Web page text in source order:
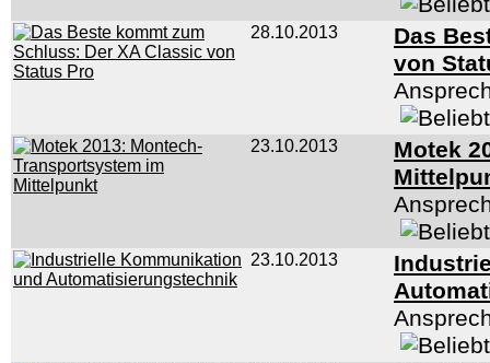
28.10.2013
Das
von
23.10.2013
Motek
23.10.2013